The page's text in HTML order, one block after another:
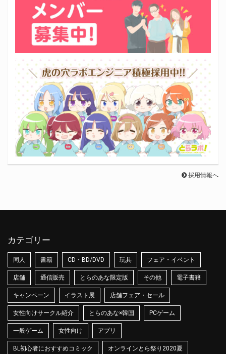
採用情報へ
カテゴリー
同人 書籍 CD・BD/DVD 玩具 フェア・イベント
店舗 通信販売 とらのあな限定版 その他 電子書籍
キャンペーン イラスト展 店舗フェア・セール
女性向けサークル紹介 とらのあな×韓国 PCゲーム
一般ゲーム 女性向け アプリ
BL初心者におすすめコミック オンラインとら祭り2020夏